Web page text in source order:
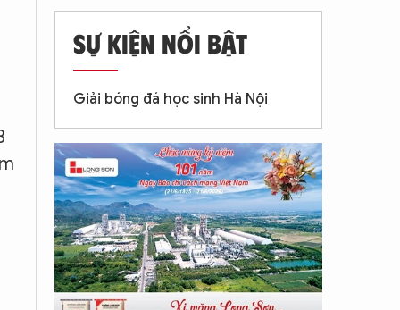
SỰ KIỆN NỔI BẬT
Giải bóng đá học sinh Hà Nội